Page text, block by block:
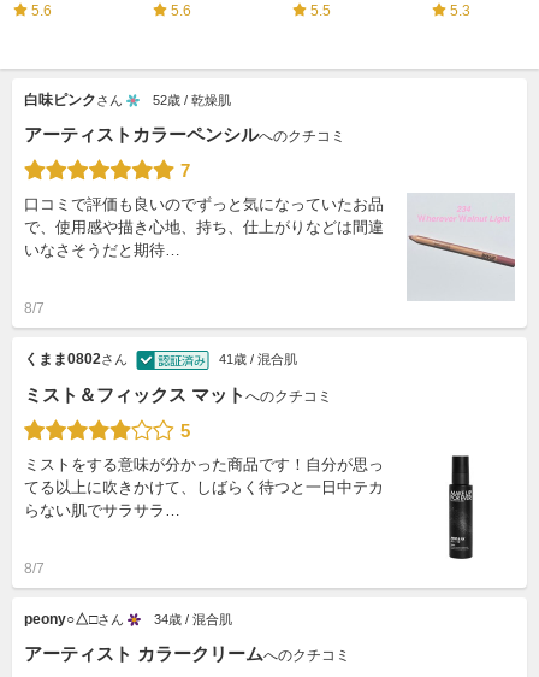
5.6 5.6 5.5 5.3
白味ピンクさん 52歳 / 乾燥肌
アーティストカラーペンシルへのクチコミ
7
口コミで評価も良いのでずっと気になっていたお品
で、使用感や描き心地、持ち、仕上がりなどは間違
いなさそうだと期待…
8/7
くまま0802さん 41歳 / 混合肌
ミスト＆フィックス マット へのクチコミ
5
ミストをする意味が分かった商品です！自分が思っ
てる以上に吹きかけて、しばらく待つと一日中テカ
らない肌でサラサラ…
8/7
peony○△□さん 34歳 / 混合肌
アーティスト カラークリームへのクチコミ